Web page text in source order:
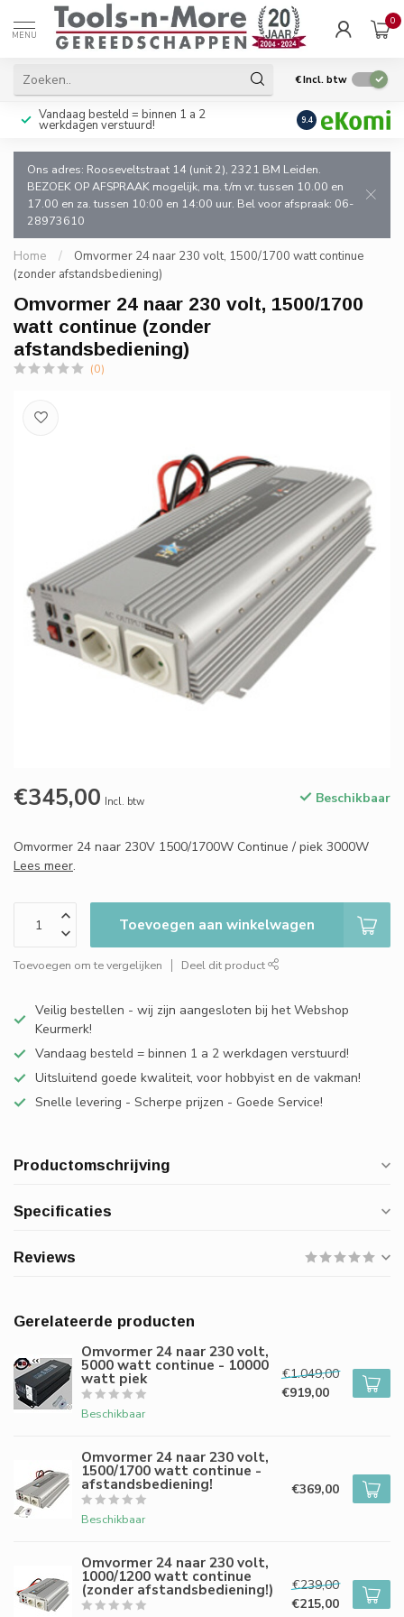
MENU
0
€Incl. btw
Vandaag besteld = binnen 1 a 2
werkdagen verstuurd!
Uitsluitend goede
en de vakman!
9.4
Ons adres: Rooseveltstraat 14 (unit 2), 2321 BM Leiden.
BEZOEK OP AFSPRAAK mogelijk, ma. t/m vr. tussen 10.00 en
17.00 en za. tussen 10:00 en 14:00 uur. Bel voor afspraak: 06-
28973610
Home /
Omvormer 24 naar 230 volt, 1500/1700 watt continue
(zonder afstandsbediening)
Omvormer 24 naar 230 volt, 1500/1700
watt continue (zonder
afstandsbediening)
(0)
€345,00 Incl. btw Beschikbaar
Omvormer 24 naar 230V 1500/1700W Continue / piek 3000W
Lees meer.
Toevoegen aan winkelwagen
Toevoegen om te vergelijken Deel dit product
Veilig bestellen - wij zijn aangesloten bij het Webshop
Keurmerk!
Vandaag besteld = binnen 1 a 2 werkdagen verstuurd!
Uitsluitend goede kwaliteit, voor hobbyist en de vakman!
Snelle levering - Scherpe prijzen - Goede Service!
Productomschrijving
Specificaties
Reviews
Gerelateerde producten
Omvormer 24 naar 230 volt,
5000 watt continue - 10000
watt piek
Beschikbaar
€1.049,00
€919,00
Omvormer 24 naar 230 volt,
1500/1700 watt continue -
afstandsbediening!
Beschikbaar
€369,00
Omvormer 24 naar 230 volt,
1000/1200 watt continue
(zonder afstandsbediening!)
€239,00
€215,00